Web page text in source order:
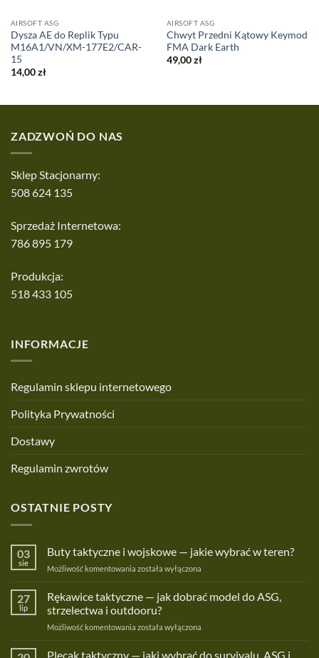
AIRSOFT ASG
Dysza AE do Replik Typu
M16A1/VN/XM-177E2/CAR-
15
14,00zł
AIRSOFT ASG
Chwyt Przedni Kątowy Keymod
FMA Dark Earth
49,00zł
ZADZWOŃ DO NAS
Sklep Stacjonarny:
508 624 135
Sprzedaż Internetowa:
786 895 179
Produkcja:
518 433 105
INFORMACJE
Regulamin sklepu internetowego
Polityka Prywatności
Dostawy
Regulamin zwrotów
OSTATNIE POSTY
03
sie
Buty taktyczne i wojskowe — jakie wybrać w teren?
Możliwość komentowania Buty
wojskowe
—
jakie
została wyłączona
27
lip
Rękawice taktyczne — jak dobrać model do ASG,
strzelectwa i outdooru?
Możliwość komentowania Rękawice
została wyłączona
Plecak taktyczny — jaki wybrać do survivalu, ASG i